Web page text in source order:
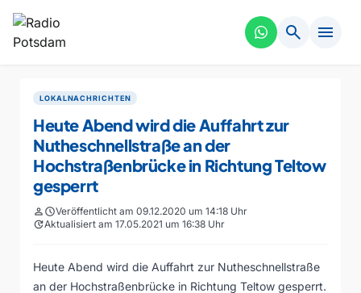
search menu
LOKALNACHRICHTEN
Heute Abend wird die Auffahrt zur
Nutheschnellstraße an der
Hochstraßenbrücke in Richtung Teltow
gesperrt
personscheduleVeröffentlicht am 09.12.2020 um 14:18 Uhr
updateAktualisiert am 17.05.2021 um 16:38 Uhr
Heute Abend wird die Auffahrt zur Nutheschnellstraße
an der Hochstraßenbrücke in Richtung Teltow gesperrt.